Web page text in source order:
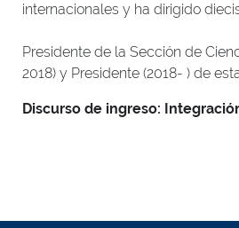
internacionales y ha dirigido
Presidente de la Sección de
2018) y Presidente (2018- ) de
Discurso de ingreso: